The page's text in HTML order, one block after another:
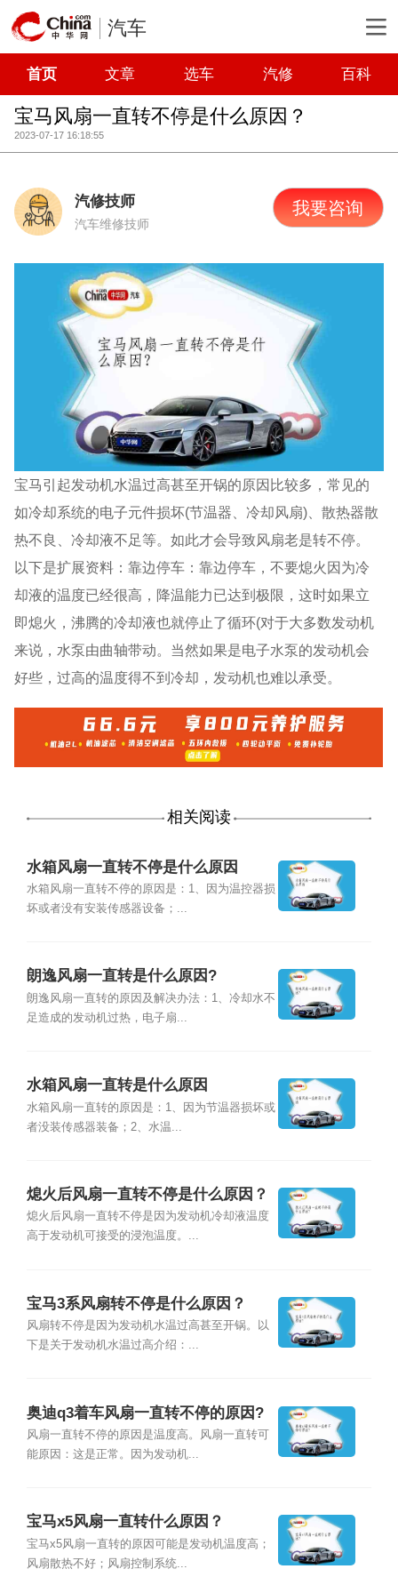
汽车
首页 文章 选车 汽修 百科
宝马风扇一直转不停是什么原因？
2023-07-17 16:18:55
汽修技师
汽车维修技师
我要咨询
宝马引起发动机水温过高甚至开锅的原因比较多，常见的
如冷却系统的电子元件损坏(节温器、冷却风扇)、散热器散
热不良、冷却液不足等。如此才会导致风扇老是转不停。
以下是扩展资料：靠边停车：靠边停车，不要熄火因为冷
却液的温度已经很高，降温能力已达到极限，这时如果立
即熄火，沸腾的冷却液也就停止了循环(对于大多数发动机
来说，水泵由曲轴带动。当然如果是电子水泵的发动机会
好些，过高的温度得不到冷却，发动机也难以承受。
相关阅读
水箱风扇一直转不停是什么原因
水箱风扇一直转不停的原因是：1、因为温控器损
坏或者没有安装传感器设备；...
朗逸风扇一直转是什么原因?
朗逸风扇一直转的原因及解决办法：1、冷却水不
足造成的发动机过热，电子扇...
水箱风扇一直转是什么原因
水箱风扇一直转的原因是：1、因为节温器损坏或
者没装传感器装备；2、水温...
熄火后风扇一直转不停是什么原因？
熄火后风扇一直转不停是因为发动机冷却液温度
高于发动机可接受的浸泡温度。...
宝马3系风扇转不停是什么原因？
风扇转不停是因为发动机水温过高甚至开锅。以
下是关于发动机水温过高介绍：...
奥迪q3着车风扇一直转不停的原因?
风扇一直转不停的原因是温度高。风扇一直转可
能原因：这是正常。因为发动机...
宝马x5风扇一直转什么原因？
宝马x5风扇一直转的原因可能是发动机温度高；
风扇散热不好；风扇控制系统...